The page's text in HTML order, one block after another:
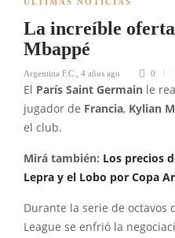
La increíble
Mbappé
Argentina F.C. 4 años ago 0
El París Saint Germain le
jugador de Francia, Kylian
el club.
Mirá también: Los precios
Lepra y el Lobo por Copa
Durante la serie de octavos
League se enfrió la